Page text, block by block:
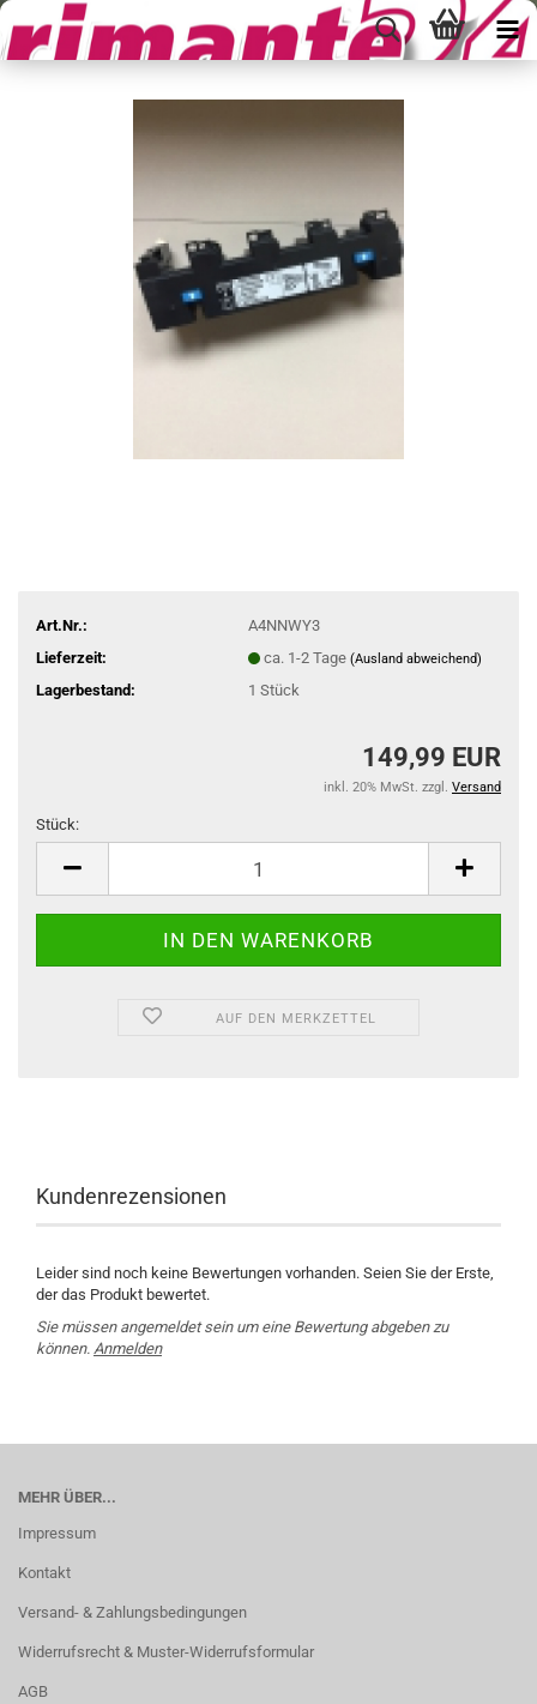
Art.Nr.:
A4NNWY3
Lieferzeit:
ca. 1-2 Tage (Ausland abweichend)
Lagerbestand: 1 Stück
149,99 EUR
inkl. 20% MwSt. zzgl. Versand
Stück:
AUF DEN MERKZETTEL
Kundenrezensionen
Leider sind noch keine Bewertungen vorhanden. Seien Sie der Erste,
der das Produkt bewertet.
Sie müssen angemeldet sein um eine Bewertung abgeben zu
können. Anmelden
MEHR ÜBER...
Impressum
Kontakt
Versand- & Zahlungsbedingungen
Widerrufsrecht & Muster-Widerrufsformular
AGB